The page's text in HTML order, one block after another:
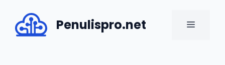
content
Penulispro.net MENU